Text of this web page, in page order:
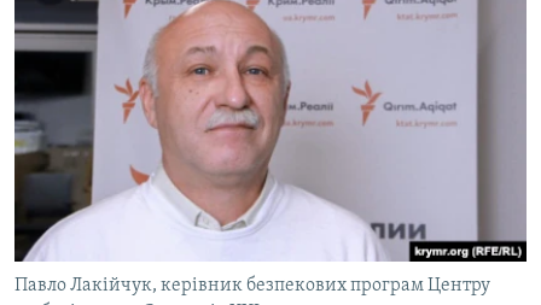
Павло Лакійчук, керівник безпекових програм Центру